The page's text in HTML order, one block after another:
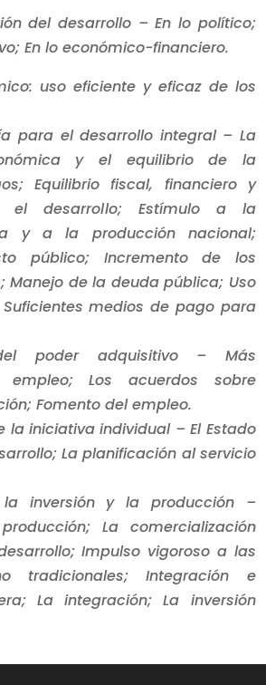
del desarrollo – En lo político;
En lo económico-financiero.
uso eficiente y eficaz de los
para el desarrollo integral – La
y el equilibrio de la
Equilibrio fiscal, financiero y
el desarrollo; Estímulo a la
y a la producción nacional;
público; Incremento de los
Manejo de la deuda pública; Uso
medios de pago para
poder adquisitivo – Más
empleo; Los acuerdos sobre
Fomento del empleo.
la iniciativa individual – El Estado
La planificación al servicio
la inversión y la producción –
La comercialización
Impulso vigoroso a las
tradicionales; Integración e
La integración; La inversión